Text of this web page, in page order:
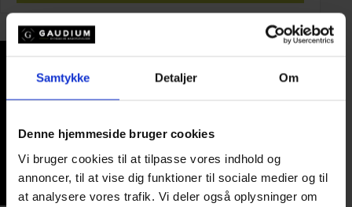
Samtykke Detaljer Om
Denne hjemmeside bruger cookies
Vi bruger cookies til at tilpasse vores indhold og
annoncer, til at vise dig funktioner til sociale medier og til
at analysere vores trafik. Vi deler også oplysninger om